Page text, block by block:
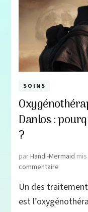
SOINS
Danlos :
?
parHandi-Mermaid
commentaire
et
Un des
est